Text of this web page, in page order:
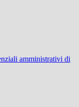
amministrativi di